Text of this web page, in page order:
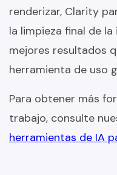
renderizar, Clarity
la limpieza final de
mejores resultados
herramienta de uso
Para obtener más
trabajo, consulte
herramientas de IA